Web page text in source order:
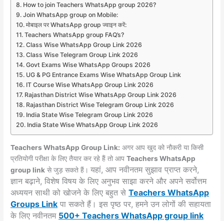
How to join Teachers WhatsApp group 2026?
Join WhatsApp group on Mobile:
मोबाइल पर WhatsApp group ज्वाइन करें:
Teachers WhatsApp group FAQ’s?
Class Wise WhatsApp Group Link 2026
Class Wise Telegram Group Link 2026
Govt Exams Wise WhatsApp Groups 2026
UG & PG Entrance Exams Wise WhatsApp Group Link
IT Course Wise WhatsApp Group Link 2026
Rajasthan District Wise WhatsApp Group Link 2026
Rajasthan District Wise Telegram Group Link 2026
India State Wise Telegram Group Link 2026
India State Wise WhatsApp Group Link 2026
Teachers WhatsApp Group Link: अगर आप खुद को नौकरी या किसी
प्रतियोगी परीक्षा के लिए तैयार कर रहे हैं तो आपTeachers WhatsApp
group link से जुड़ सकते हैं।यहां, आप नवीनतम सुझाव प्राप्त करने,
ज्ञान बढ़ाने, विशेष विषय के लिए अनुभव साझा करने और अपने सर्वोत्तम
अध्ययन साथी को खोजने के लिए बहुत सेTeachers WhatsApp
Groups Link पा सकते हैं। इस पृष्ठ पर, हमने उन लोगों की सहायता
के लिए नवीनतम 500+ Teachers WhatsApp group link